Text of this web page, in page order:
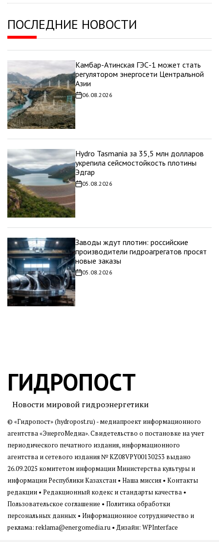
ПОСЛЕДНИЕ НОВОСТИ
Камбар-Атинская ГЭС-1 может стать
регулятором энергосети Центральной
Азии
Дата
записи
06.08.2026
Hydro Tasmania за 35,5 млн долларов
укрепила сейсмостойкость плотины
Эдгар
Дата
записи
05.08.2026
Заводы ждут плотин: российские
производители гидроагрегатов просят
новые заказы
Дата05.08.2026
ГИДРОПОСТ
Новости мировой гидроэнергетики
© «Гидропост» (hydropost.ru) - медиапроект информационного
агентства«ЭнергоМедиа». Свидетельство о постановке на учет
периодического печатного издания, информационного
агентства и сетевого издания № KZ08VPY00130253 выдано
26.09.2025 комитетом информации Министерства культуры и
информации Республики Казахстан • Наша миссия • Контакты
редакции • Редакционный кодекс и стандарты качества •
Пользовательское соглашение • Политика обработки
персональных данных • Информационное сотрудничество и
реклама: reklama@energomedia.ru • Дизайн: WPInterface